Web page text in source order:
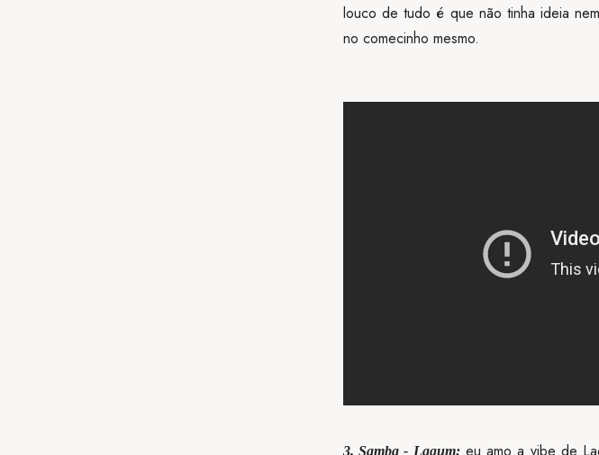
louco de tudo é que não tinha ideia
no comecinho mesmo.
3. Samba - Lagum: